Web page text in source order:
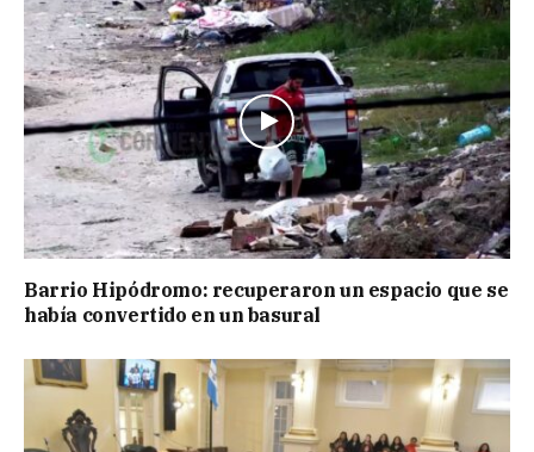
Barrio Hipódromo: recuperaron un espacio que se
había convertido en un basural